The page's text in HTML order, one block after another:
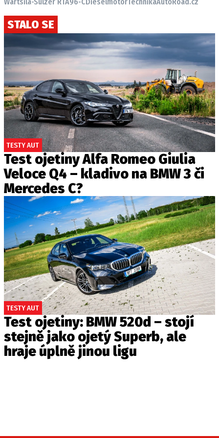
STALO SE
TESTY AUT
Test ojetiny Alfa Romeo Giulia
Veloce Q4 – kladivo na BMW 3 či
Mercedes C?
TESTY AUT
Test ojetiny: BMW 520d – stojí
stejně jako ojetý Superb, ale
hraje úplně jinou ligu